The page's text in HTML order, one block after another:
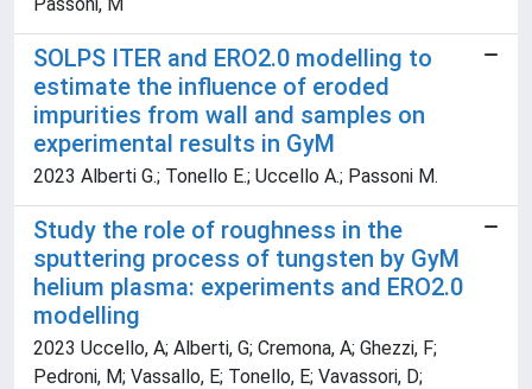
Passoni, M
SOLPS ITER and ERO2.0 modelling to
estimate the influence of eroded
impurities from wall and samples on
experimental results in GyM
2023 Alberti G.; Tonello E.; Uccello A.; Passoni M.
Study the role of roughness in the
sputtering process of tungsten by GyM
helium plasma: experiments and ERO2.0
modelling
2023 Uccello, A; Alberti, G; Cremona, A; Ghezzi, F;
Pedroni, M; Vassallo, E; Tonello, E; Vavassori, D;